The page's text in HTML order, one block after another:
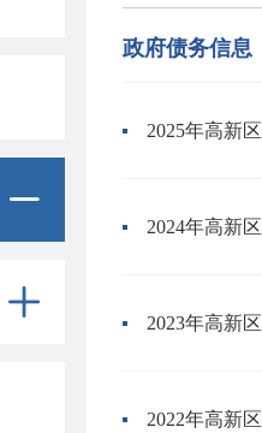
政府债务信息
2025年高新
2024年高新
2023年高新
2022年高新